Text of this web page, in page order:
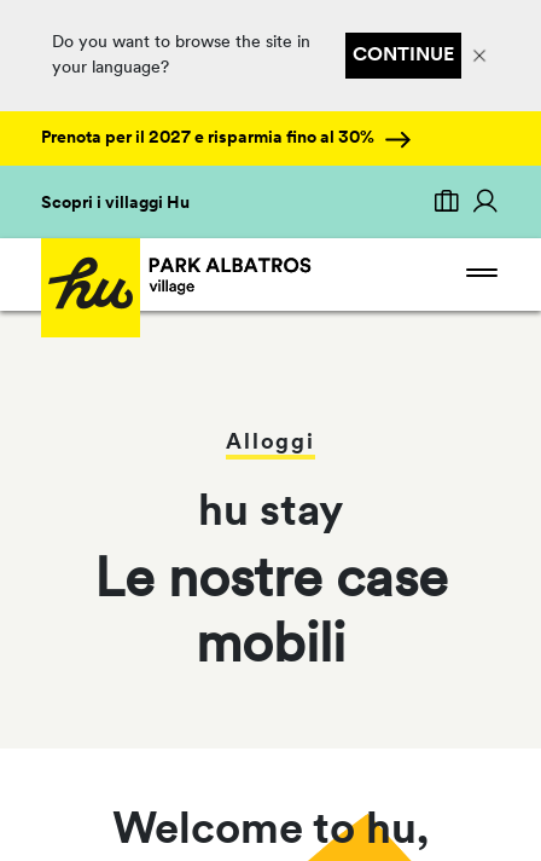
Do you want to browse the site in
your language?
CONTINUE
Prenota per il 2027 e risparmia fino al 30%
Scopri i villaggi Hu
Alloggi
hu stay
Le nostre case
mobili
Welcome to hu,